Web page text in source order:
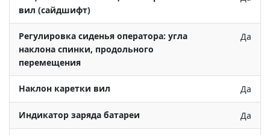
вил (сайдшифт)
Регулировка сиденья оператора: угла
наклона спинки, продольного
перемещения
Да
Наклон каретки вил Да
Индикатор заряда батареи Да